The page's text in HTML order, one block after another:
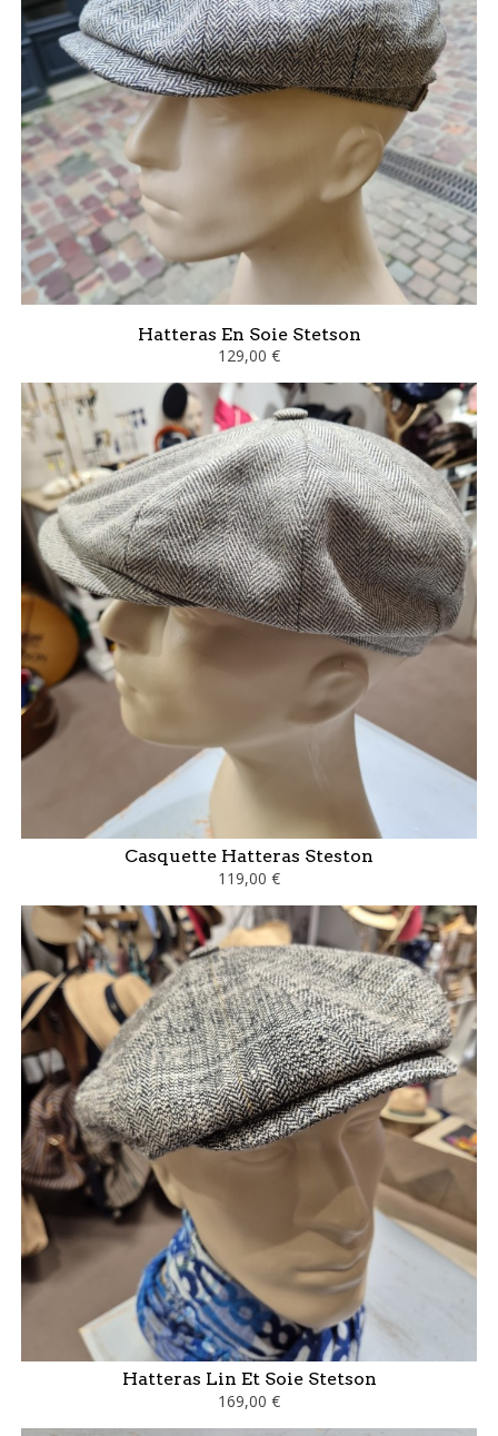
Hatteras En Soie Stetson
129,00 €
Casquette Hatteras Steston
119,00 €
Hatteras Lin Et Soie Stetson
169,00 €